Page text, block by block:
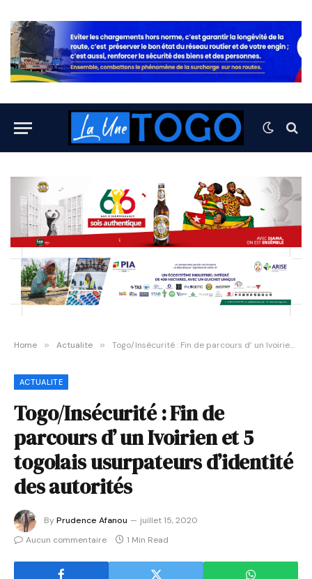
Home » Actualite » Togo/Insécurité : Fin de parcours d’ un Ivoirien et 5 togolais usurpateurs d’identité des autorités
ACTUALITE
Togo/Insécurité : Fin de
parcours d’ un Ivoirien et 5
togolais usurpateurs d’identité
des autorités
ByPrudence Afanou
juillet 15, 2020
Aucun commentaire
1 Min Read